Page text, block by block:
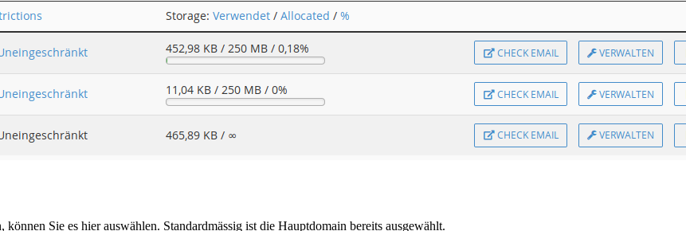
Sie es hier auswählen. Standardmässig ist die Hauptdomain bereits ausgewählt.